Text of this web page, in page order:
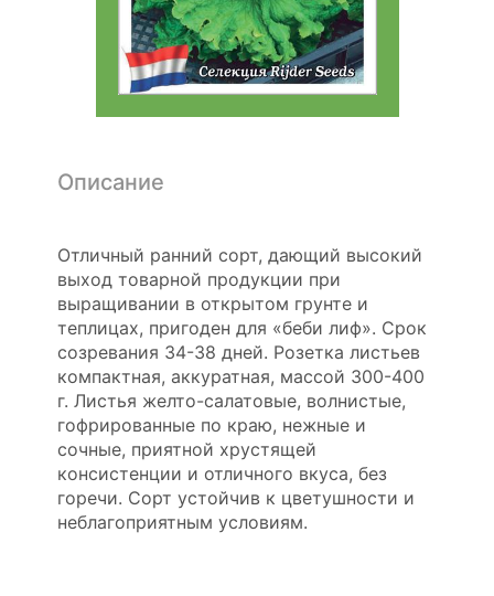
Описание
Отличный ранний сорт, дающий высокий
выход товарной продукции при
выращивании в открытом грунте и
теплицах, пригоден для «беби лиф». Срок
созревания 34-38 дней. Розетка листьев
компактная, аккуратная, массой 300-400
г. Листья желто-салатовые, волнистые,
гофрированные по краю, нежные и
сочные, приятной хрустящей
консистенции и отличного вкуса, без
горечи. Сорт устойчив к цветушности и
неблагоприятным условиям.